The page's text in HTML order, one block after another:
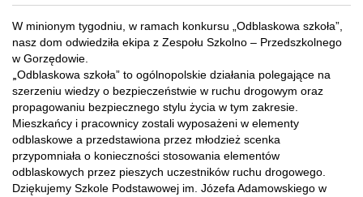
W minionym tygodniu, w ramach konkursu „Odblaskowa szkoła”,
nasz dom odwiedziła ekipa z Zespołu Szkolno – Przedszkolnego
w Gorzędowie.
„Odblaskowa szkoła” to ogólnopolskie działania polegające na
szerzeniu wiedzy o bezpieczeństwie w ruchu drogowym oraz
propagowaniu bezpiecznego stylu życia w tym zakresie.
Mieszkańcy i pracownicy zostali wyposażeni w elementy
odblaskowe a przedstawiona przez młodzież scenka
przypomniała o konieczności stosowania elementów
odblaskowych przez pieszych uczestników ruchu drogowego.
Dziękujemy Szkole Podstawowej im. Józefa Adamowskiego w